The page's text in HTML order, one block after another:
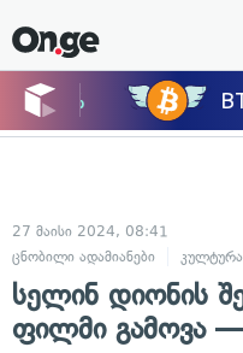
27 მაისი 2024, 08:41
ცნობილი ადამიანები
კულტურა
სელინ დიონის
ფილმი გამოვა